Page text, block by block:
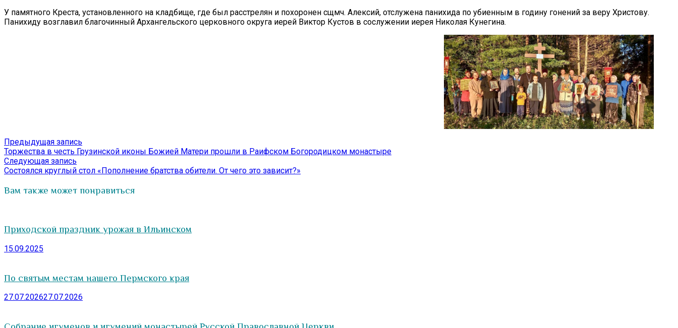
У памятного Креста, установленного на кладбище, где был расстрелян и похоронен сщмч. Алексий, отслужена панихида по убиенным в годину гонений за веру Христову.
Панихиду возглавил благочинный Архангельского церковного округа иерей Виктор Кустов в сослужении иерея Николая Кунегина.
Навигация
по
записям
Предыдущая запись
запись:
Торжества в честь Грузинской иконы Божией Матери прошли в Раифском Богородицком монастыре
Следующая запись
запись:
Состоялся круглый стол «Пополнение братства обители. От чего это зависит?»
Вам также может понравиться
Приходской праздник урожая в Ильинском
15.09.2025
По святым местам нашего Пермского края
27.07.202627.07.2026